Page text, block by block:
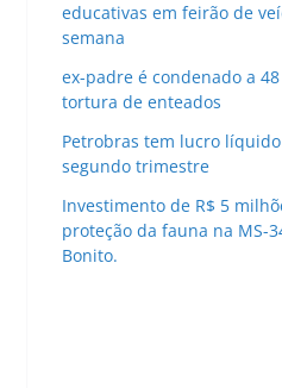
educativas em feirão de
semana
ex-padre é condenado a
tortura de enteados
Petrobras tem lucro
segundo trimestre
Investimento de R$ 5
proteção da fauna na MS-
Bonito.